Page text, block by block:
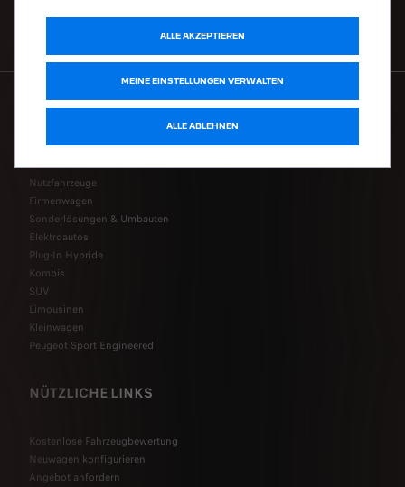
Nutzfahrzeuge
Firmenwagen
Sonderlösungen & Umbauten
Elektroautos
Plug-In Hybride
Kombis
SUV
Limousinen
Kleinwagen
Peugeot Sport Engineered
NÜTZLICHE LINKS
Kostenlose Fahrzeugbewertung
Neuwagen konfigurieren
Angebot anfordern
MEINE EINSTELLUNGEN VERWALTEN
ALLE AKZEPTIEREN
ALLE ABLEHNEN